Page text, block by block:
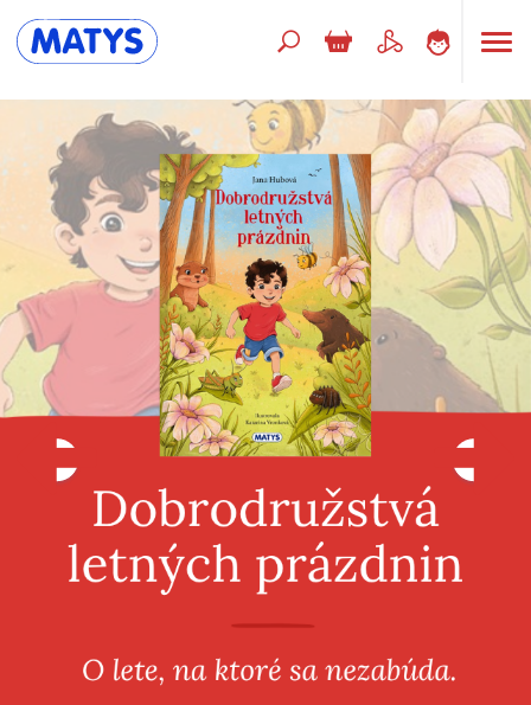
Beletria pre deti
Doplnkový sortiment
Jazyky
Poézia
Populárno - náučné pre deti
Predškoláci
Výchova a pedagogika
Všetky kategórie